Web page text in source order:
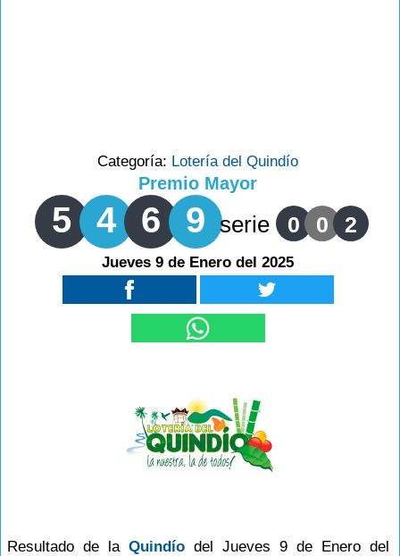
Categoría: Lotería del Quindío
Premio Mayor
5 4 6 9 serie 0 0 2
Jueves 9 de Enero del 2025
Resultado de la Quindíodel Jueves 9 de Enero del